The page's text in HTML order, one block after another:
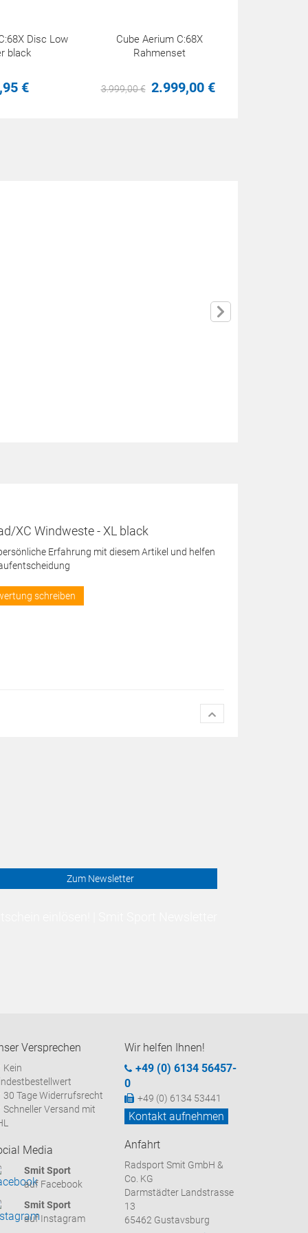
Disc Low
black
95 €
Cube Aerium C:68X
Rahmenset
3.999,00€ 2.999,00 €
XC Windweste - XL black
Erfahrung mit diesem Artikel und helfen
schreiben
Zum Newsletter
Versprechen
Kein
30 Tage Widerrufsrecht
Schneller Versand mit
Media
Smit Sport
auf Facebook
Smit Sport
auf Instagram
Wir helfen Ihnen!
+49 (0) 6134 56457-
0
+49 (0) 6134 53441
Kontakt aufnehmen
Anfahrt
Radsport Smit GmbH &
Co. KG
Darmstädter Landstrasse
13
65462 Gustavsburg